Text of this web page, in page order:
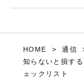
HOME
通信
知らないと損す
ェックリスト